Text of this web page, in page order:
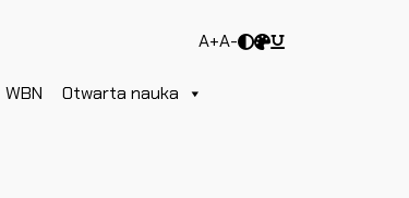
A+A-
WBN Otwarta nauka